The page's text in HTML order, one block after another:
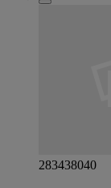
283438040